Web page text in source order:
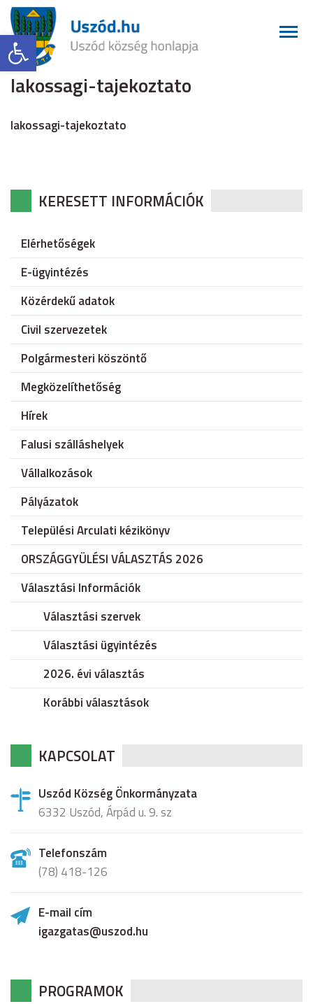
Eszköztár megnyitása
lakossagi-tajekoztato
lakossagi-tajekoztato
KERESETT INFORMÁCIÓK
Elérhetőségek
E-ügyintézés
Közérdekű adatok
Civil szervezetek
Polgármesteri köszöntő
Megközelíthetőség
Hírek
Falusi szálláshelyek
Vállalkozások
Pályázatok
Települési Arculati kézikönyv
ORSZÁGGYÜLÉSI VÁLASZTÁS 2026
Választási Információk
Választási szervek
Választási ügyintézés
2026. évi választás
Korábbi választások
KAPCSOLAT
Uszód Község Önkormányzata
6332 Uszód, Árpád u. 9. sz
Telefonszám
(78) 418-126
E-mail cím
igazgatas@uszod.hu
PROGRAMOK